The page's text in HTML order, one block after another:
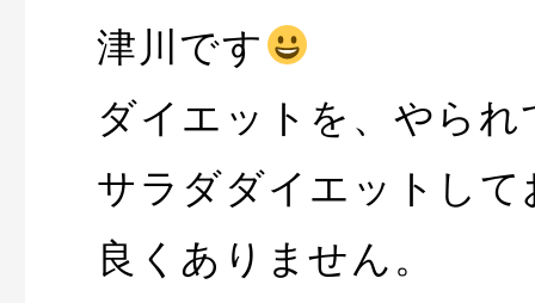
津川です
ダイエットを、やら
サラダダイエットし
良くありません。